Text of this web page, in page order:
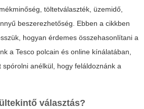
töltetválaszték, üzemidő,
beszerezhetőség. Ebben a cikkben
hogyan érdemes összehasonlítani a
a Tesco polcain és online kínálatában,
spórolni anélkül, hogy feláldoznánk a
választás?